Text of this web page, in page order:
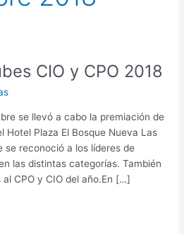
CIO y CPO 2018
se llevó a cabo la premiación de
Hotel Plaza El Bosque Nueva Las
se reconoció a los líderes de
las distintas categorías. También
CPO y CIO del año.En […]